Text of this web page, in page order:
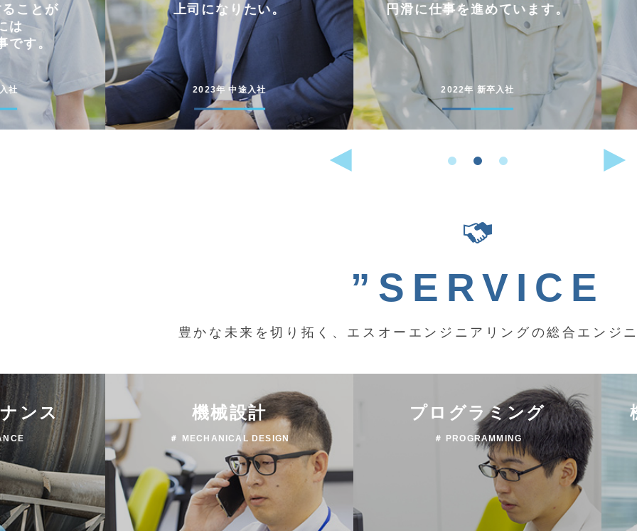
い。
社
円滑に仕事を進めています。
2022年 新卒入社
能動的に行動することが
好きな人には
向いている仕事です。
2022年 中途入社
”SERVICE
豊かな未来を切り拓く、エスオーエンジニアリングの総合エンジ
ンス 機械設計
＃ MECHANICAL DESIGN
プログラミング
＃ PROGRAMMING